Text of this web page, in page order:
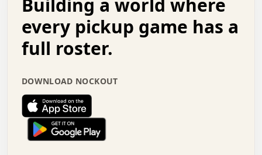
.   .   .   .   .   .   .   .   .   .   .   :   .
.   .   .   .   +   .   .   .   .   .   .   .   +
.   :   .   .   .   .   .   .   .   .   o   .   .
.   .   x   .   .   .   .   .   .   :   .   .   o
.   .   .   .   :   .   .   .   .   o   .   .   .
.   .   .   .   .   .   .   :   .   .   .   .   .
.   .   .   .   .   .   .   +   .   .   x   .   .
.   .   .   .   .   :   +   .   .   .   .   .   o
.   .   .   .   .   .   .   .   .   .   .   .   .
.   .   :   o   .   .   .   .   .   .   .   +   .
.   o   .   .   .   .   x   .   .   .   .   .   .
Building a world where
every pickup game has a
full roster.
DOWNLOAD NOCKOUT